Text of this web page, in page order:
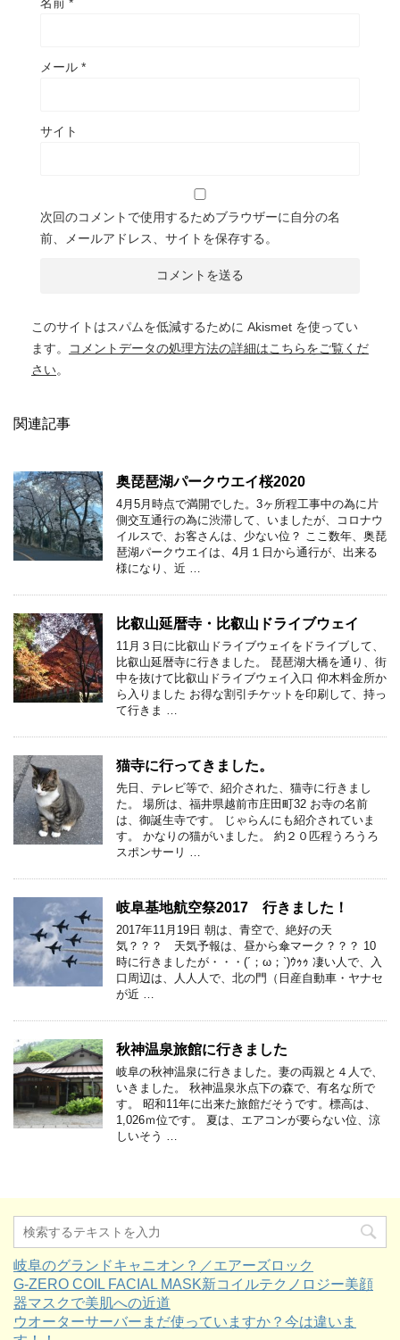
メール *
サイト
次回のコメントで使用するためブラウザーに自分の名
前、メールアドレス、サイトを保存する。
このサイトはスパムを低減するために Akismet を使ってい
ます。
コメントデータの処理方法の詳細はこちらをご覧くだ
さい。
関連記事
奥琵琶湖パークウエイ桜2020
4月5月時点で満開でした。3ヶ所程工事中の為に片
側交互通行の為に渋滞して、いましたが、コロナウ
イルスで、お客さんは、少ない位？ ここ数年、奥琵
琶湖パークウエイは、4月１日から通行が、出来る
様になり、近 …
比叡山延暦寺・比叡山ドライブウェイ
11月３日に比叡山ドライブウェイをドライブして、
比叡山延暦寺に行きました。 琵琶湖大橋を通り、街
中を抜けて比叡山ドライブウェイ入口 仰木料金所か
ら入りました お得な割引チケットを印刷して、持っ
て行きま …
猫寺に行ってきました。
先日、テレビ等で、紹介された、猫寺に行きまし
た。 場所は、福井県越前市庄田町32 お寺の名前
は、御誕生寺です。 じゃらんにも紹介されていま
す。 かなりの猫がいました。 約２０匹程うろうろ
スポンサーリ …
岐阜基地航空祭2017 行きました！
2017年11月19日 朝は、青空で、絶好の天
気？？？ 天気予報は、昼から傘マーク？？？ 10
時に行きましたが・・・(´；ω；`)ｳｩｩ 凄い人で、入
口周辺は、人人人で、北の門（日産自動車・ヤナセ
が近 …
秋神温泉旅館に行きました
岐阜の秋神温泉に行きました。妻の両親と４人で、
いきました。 秋神温泉氷点下の森で、有名な所で
す。 昭和11年に出来た旅館だそうです。標高は、
1,026ｍ位です。 夏は、エアコンが要らない位、涼
しいそう …
岐阜のグランドキャニオン？／エアーズロック
G-ZERO COIL FACIAL MASK新コイルテクノロジー美顔
器マスクで美肌への近道
ウオーターサーバーまだ使っていますか？今は違いま